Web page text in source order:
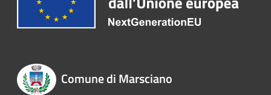
Comune di Marsciano